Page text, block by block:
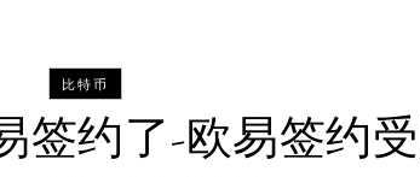
比特币
签约了-欧易签约